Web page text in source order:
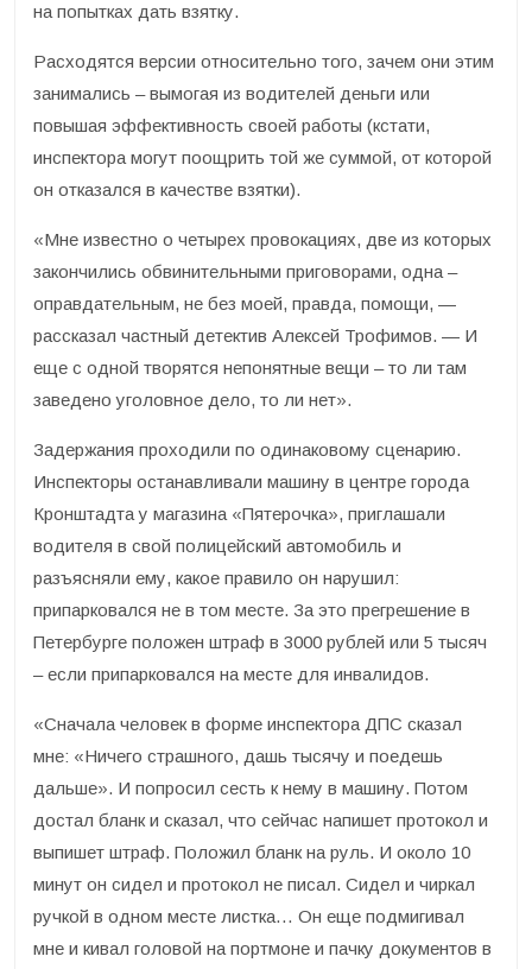
на попытках дать взятку.
Расходятся версии относительно того, зачем они этим
занимались – вымогая из водителей деньги или
повышая эффективность своей работы (кстати,
инспектора могут поощрить той же суммой, от которой
он отказался в качестве взятки).
«Мне известно о четырех провокациях, две из которых
закончились обвинительными приговорами, одна –
оправдательным, не без моей, правда, помощи, —
рассказал частный детектив Алексей Трофимов. — И
еще с одной творятся непонятные вещи – то ли там
заведено уголовное дело, то ли нет».
Задержания проходили по одинаковому сценарию.
Инспекторы останавливали машину в центре города
Кронштадта у магазина «Пятерочка», приглашали
водителя в свой полицейский автомобиль и
разъясняли ему, какое правило он нарушил:
припарковался не в том месте. За это прегрешение в
Петербурге положен штраф в 3000 рублей или 5 тысяч
– если припарковался на месте для инвалидов.
«Сначала человек в форме инспектора ДПС сказал
мне: «Ничего страшного, дашь тысячу и поедешь
дальше». И попросил сесть к нему в машину. Потом
достал бланк и сказал, что сейчас напишет протокол и
выпишет штраф. Положил бланк на руль. И около 10
минут он сидел и протокол не писал. Сидел и чиркал
ручкой в одном месте листка… Он еще подмигивал
мне и кивал головой на портмоне и пачку документов в